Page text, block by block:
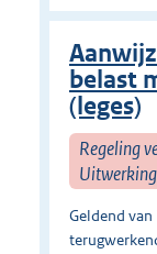
belast
(leges)
Regeling
Geldend